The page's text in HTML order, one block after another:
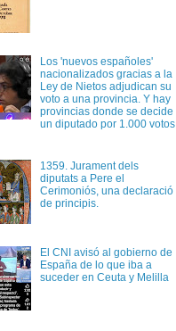
Los 'nuevos españoles'
nacionalizados gracias a la
Ley de Nietos adjudican su
voto a una provincia. Y hay
provincias donde se decide
un diputado por 1.000 votos
1359. Jurament dels
diputats a Pere el
Cerimoniós, una declaració
de principis.
El CNI avisó al gobierno de
España de lo que iba a
suceder en Ceuta y Melilla